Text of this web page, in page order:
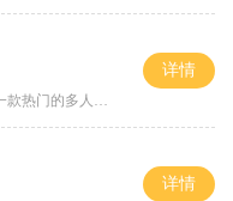
《zhaosf今日新开传奇世界》是一款热门的多人在线角色扮演游戏，它以其丰富的游戏内容、刺激的战斗系统和精美的画面成为了玩家们追捧的对象。无论是初次接触传奇类游戏的新手玩
详情
详情